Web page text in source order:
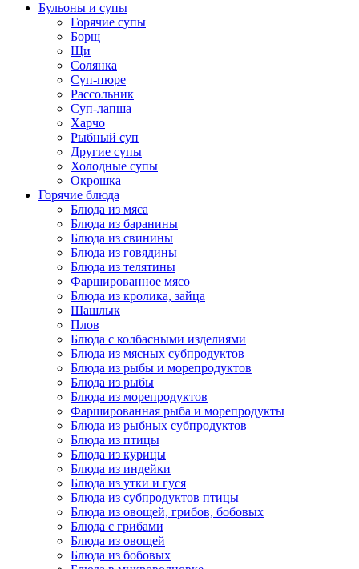
Бульоны и супы
Горячие супы
Борщ
Щи
Солянка
Суп-пюре
Рассольник
Суп-лапша
Харчо
Рыбный суп
Другие супы
Холодные супы
Окрошка
Горячие блюда
Блюда из мяса
Блюда из баранины
Блюда из свинины
Блюда из говядины
Блюда из телятины
Фаршированное мясо
Блюда из кролика, зайца
Шашлык
Плов
Блюда с колбасными изделиями
Блюда из мясных субпродуктов
Блюда из рыбы и морепродуктов
Блюда из рыбы
Блюда из морепродуктов
Фаршированная рыба и морепродукты
Блюда из рыбных субпродуктов
Блюда из птицы
Блюда из курицы
Блюда из индейки
Блюда из утки и гуся
Блюда из субпродуктов птицы
Блюда из овощей, грибов, бобовых
Блюда с грибами
Блюда из овощей
Блюда из бобовых